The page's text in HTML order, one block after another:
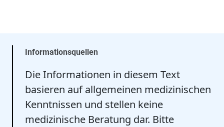
Informationsquellen
Die Informationen in diesem Text
basieren auf allgemeinen medizinischen
Kenntnissen und stellen keine
medizinische Beratung dar. Bitte